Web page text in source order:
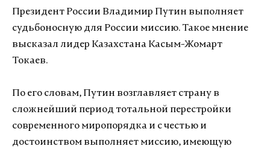
Президент России Владимир Путин выполняет
судьбоносную для России миссию. Такое мнение
высказал лидер Казахстана Касым-Жомарт
Токаев.
По его словам, Путин возглавляет страну в
сложнейший период тотальной перестройки
современного миропорядка и с честью и
достоинством выполняет миссию, имеющую